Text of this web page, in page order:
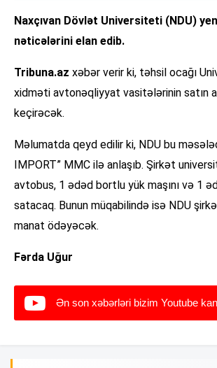
Naxçıvan Dövlət Universiteti (NDU)
nəticələrini elan edib.
Tribuna.az xəbər verir ki, təhsil ocağı
xidməti avtonəqliyyat vasitələrinin satın
keçirəcək.
Məlumatda qeyd edilir ki, NDU bu
IMPORT” MMC ilə anlaşıb. Şirkət
avtobus, 1 ədəd bortlu yük maşını və 1
satacaq. Bunun müqabilində isə NDU
manat ödəyəcək.
Fərda Uğur
Ən son xəbərləri bizim Youtube